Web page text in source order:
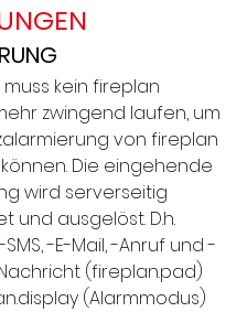
kein fireplan
zwingend laufen, um
von fireplan
Die eingehende
wird serverseitig
und ausgelöst. D.h.
-E-Mail, -Anruf und -
(fireplan.pad)
(Alarmmodus)